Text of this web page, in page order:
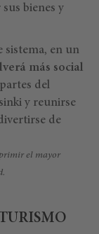
bienes y
sistema, en un
más social
del
y reunirse
de
el mayor